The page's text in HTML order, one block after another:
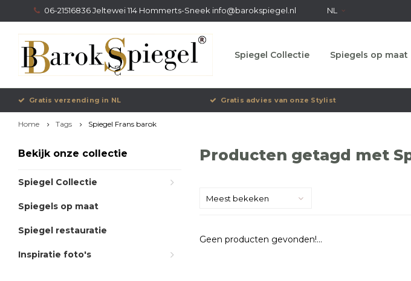
06-21516836 Jeltewei 114 Hommerts-Sneek info@barokspiegel.nl NL
Spiegel Collectie Spiegels op maat
Gratis verzending in NL Gratis advies van onze Stylist
Home Tags Spiegel Frans barok
Bekijk onze collectie
Spiegel Collectie
Spiegels op maat
Spiegel restauratie
Inspiratie foto's
Producten getagd met
Meest bekeken
Geen producten gevonden!...